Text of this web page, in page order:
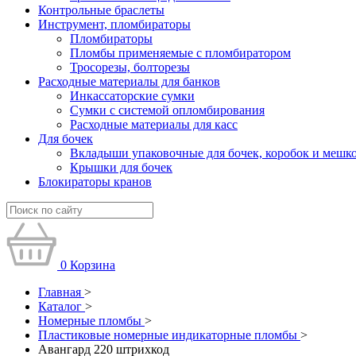
Контрольные браслеты
Инструмент, пломбираторы
Пломбираторы
Пломбы применяемые с пломбиратором
Тросорезы, болторезы
Расходные материалы для банков
Инкассаторские сумки
Сумки с системой опломбирования
Расходные материалы для касс
Для бочек
Вкладыши упаковочные для бочек, коробок и
Крышки для бочек
Блокираторы кранов
0 Корзина
Главная >
Каталог >
Номерные пломбы >
Пластиковые номерные индикаторные пломбы >
Авангард 220 штрихкод